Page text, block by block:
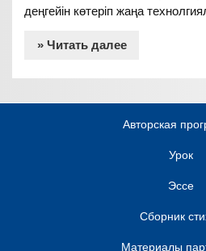
деңгейін көтеріп жаңа
» Читать далее
Авторская
Урок
Эссе
Сборник
Материалы